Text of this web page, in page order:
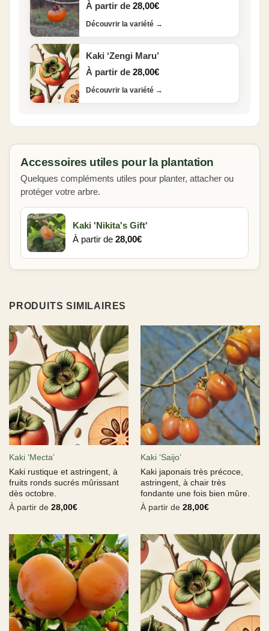
À partir de 28,00€
Découvrir la variété →
Kaki ‘Zengi Maru’
À partir de 28,00€
Découvrir la variété →
Accessoires utiles pour la plantation
Quelques compléments utiles pour planter, attacher ou
protéger votre arbre.
Kaki 'Nikita's Gift'
À partir de 28,00€
PRODUITS SIMILAIRES
Kaki ‘Mecta’
Kaki rustique et astringent, à
fruits ronds sucrés mûrissant
dès octobre.
À partir de 28,00€
Kaki ‘Saijo’
Kaki japonais très précoce,
astringent, à chair très
fondante une fois bien mûre.
À partir de 28,00€